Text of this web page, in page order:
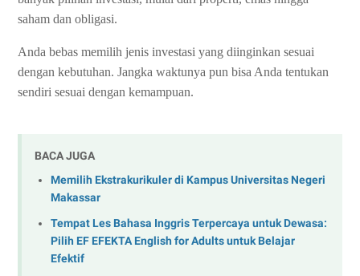
saham dan obligasi.
Anda bebas memilih jenis investasi yang diinginkan sesuai
dengan kebutuhan. Jangka waktunya pun bisa Anda tentukan
sendiri sesuai dengan kemampuan.
BACA JUGA
Memilih Ekstrakurikuler di Kampus Universitas Negeri
Makassar
Tempat Les Bahasa Inggris Terpercaya untuk Dewasa:
Pilih EF EFEKTA English for Adults untuk Belajar
Efektif